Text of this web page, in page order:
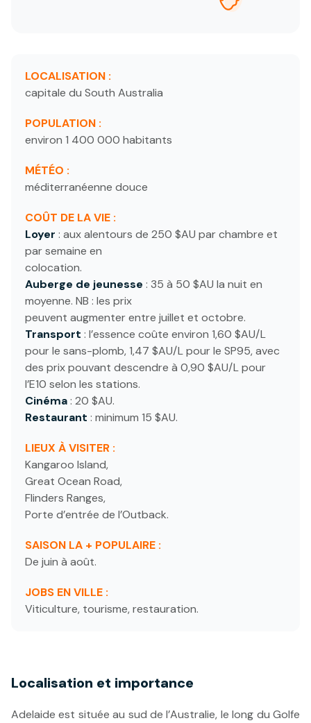
LOCALISATION :
capitale du South Australia
POPULATION :
environ 1 400 000 habitants
MÉTÉO :
méditerranéenne douce
COÛT DE LA VIE :
Loyer : aux alentours de 250 $AU par chambre et
par semaine en
colocation.
Auberge de jeunesse : 35 à 50 $AU la nuit en
moyenne. NB : les prix
peuvent augmenter entre juillet et octobre.
Transport : l’essence coûte environ 1,60 $AU/L
pour le sans-plomb, 1,47 $AU/L pour le SP95, avec
des prix pouvant descendre à 0,90 $AU/L pour
l’E10 selon les stations.
Cinéma: 20 $AU.
Restaurant : minimum 15 $AU.
LIEUX À VISITER :
Kangaroo Island,
Great Ocean Road,
Flinders Ranges,
Porte d’entrée de l’Outback.
SAISON LA + POPULAIRE :
De juin à août.
JOBS EN VILLE :
Viticulture, tourisme, restauration.
Localisation et importance
Adelaide est située au sud de l’Australie, le long du Golfe